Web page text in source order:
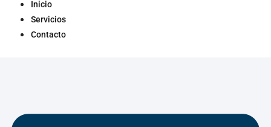
Inicio
Servicios
Contacto